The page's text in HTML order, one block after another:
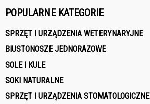
POPULARNE KATEGORIE
SPRZĘT I URZĄDZENIA WETERYNARYJNE
BIUSTONOSZE JEDNORAZOWE
SOLE I KULE
SOKI NATURALNE
SPRZĘT I URZĄDZENIA STOMATOLOGICZNE